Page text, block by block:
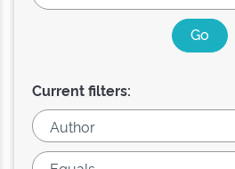
Current filters: